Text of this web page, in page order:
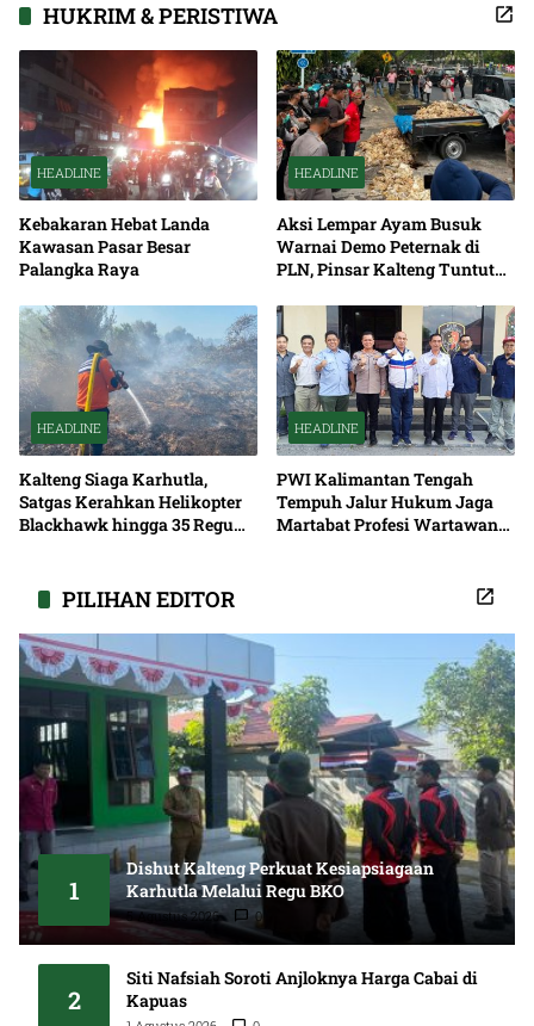
HUKRIM & PERISTIWA
HEADLINE
Kebakaran Hebat Landa
Kawasan Pasar Besar
Palangka Raya
HEADLINE
Aksi Lempar Ayam Busuk
Warnai Demo Peternak di
PLN, Pinsar Kalteng Tuntut
HEADLINE
Kalteng Siaga Karhutla,
Satgas Kerahkan Helikopter
Blackhawk hingga 35 Regu
HEADLINE
PWI Kalimantan Tengah
Tempuh Jalur Hukum Jaga
Martabat Profesi Wartawan
PILIHAN EDITOR
1
Dishut Kalteng Perkuat Kesiapsiagaan
Karhutla Melalui Regu BKO
5 Agustus 2026 0
2
Siti Nafsiah Soroti Anjloknya Harga Cabai di
Kapuas